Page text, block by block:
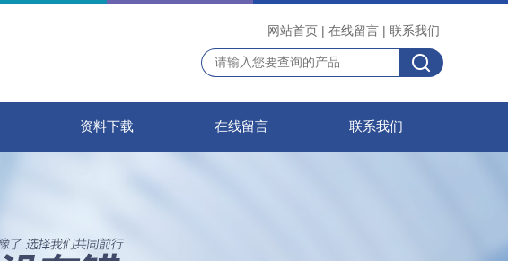
网站首页 | 在线留言 | 联系我们
资料下载 在线留言 联系我们